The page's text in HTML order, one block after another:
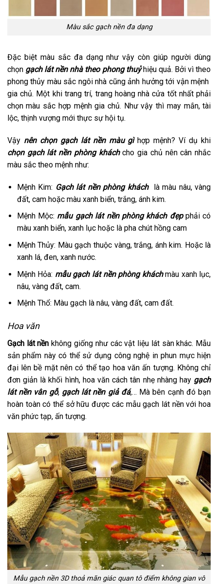
Màu sắc gạch nền đa dạng
Đặc biệt màu sắc đa dạng như vậy còn giúp người dùng
chọn gạch lát nền nhà theo phong thuỷhiệu quả. Bởi vì theo
phong thủy màu sắc ngôi nhà cũng ảnh hưởng tới vận mệnh
gia chủ. Một khi trang trí, trang hoàng nhà cửa tốt nhất phải
chọn màu sắc hợp mệnh gia chủ. Như vậy thì may mắn, tài
lộc, thịnh vượng mới thực sự hội tụ.
Vậy nên chọn gạch lát nền màu gìhợp mệnh? Ví dụ khi
chọn gạch lát nền phòng kháchcho gia chủ nên cân nhắc
màu sắc theo mệnh như:
Mệnh Kim: Gạch lát nền phòng khách là màu nâu, vàng
đất, cam hoặc màu xanh biển, trắng, ánh kim.
Mệnh Mộc: mẫu gạch lát nền phòng khách đẹpphải có
màu xanh biển, xanh lục hoặc là pha chút hồng cam
Mệnh Thủy: Màu gạch thuộc vàng, trắng, ánh kim. Hoặc là
xanh lá, đen, xanh nước.
Mệnh Hỏa: mẫu gạch lát nền phòng kháchmàu xanh lục,
nâu, vàng đất, cam.
Mệnh Thổ: Màu gạch là nâu, vàng đất, cam đất.
Hoa văn
Gạch lát nềnkhông giống như các vật liệu lát sàn khác. Mẫu
sản phẩm này có thể sử dụng công nghệ in phun mực hiện
đại lên bề mặt nên có thể tạo hoa văn ấn tượng. Không chỉ
đơn giản là khối hình, hoa văn cách tân nhẹ nhàng hay gạch
lát nền vân gỗ, gạch lát nền giả đá,… Mà bên cạnh đó bạn
hoàn toàn có thể sở hữu được các mẫu gạch lát nền với hoa
văn phức tạp, ấn tượng.
Mẫu gạch nền 3D thoả mãn giác quan tô điểm không gian vô